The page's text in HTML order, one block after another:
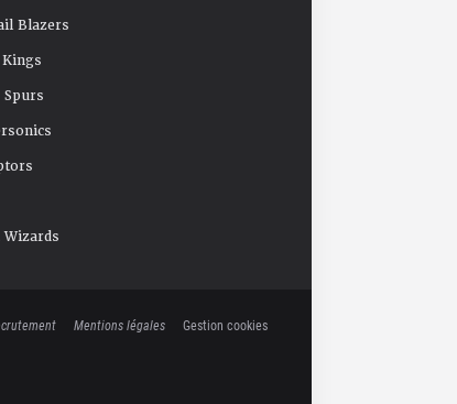
Blazers
Spurs
Mentions légales Gestion cookies